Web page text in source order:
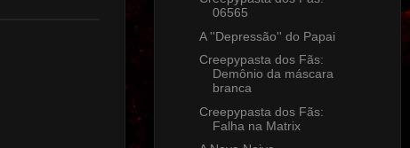
06565
A ''Depressão'' do Papai
Creepypasta dos Fãs:
Demônio da máscara
branca
Creepypasta dos Fãs:
Falha na Matrix